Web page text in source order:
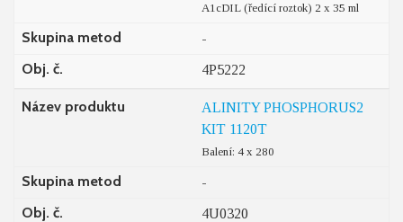
A1cDIL (ředící roztok) 2 x 35 ml
Skupina metod -
Obj. č. 4P5222
Název produktu
ALINITY PHOSPHORUS2
KIT 1120T
Balení: 4 x 280
Skupina metod -
Obj. č. 4U0320